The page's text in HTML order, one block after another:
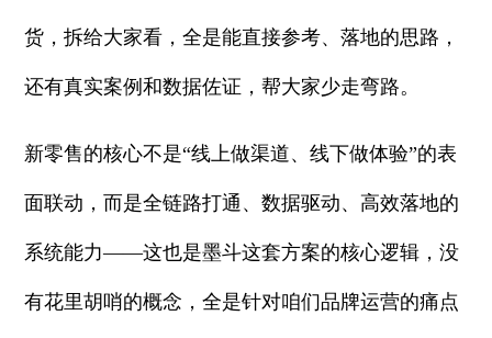
货，拆给大家看，全是能直接参考、落地的思路，
还有真实案例和数据佐证，帮大家少走弯路。
新零售的核心不是“线上做渠道、线下做体验”的表
面联动，而是全链路打通、数据驱动、高效落地的
系统能力——这也是墨斗这套方案的核心逻辑，没
有花里胡哨的概念，全是针对咱们品牌运营的痛点